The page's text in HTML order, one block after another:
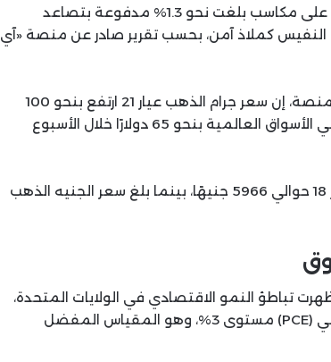
البورصات العالمية، بعد أن أنهت الأوقية أسبوعها على مكاسب بلغت نحو 1.3% مدفوعة بتصاعد
النفيس كملاذ آمن، بحسب تقرير صادر عن منصة «آي
وقال المهندس سعيد إمبابي، المدير التنفيذي للمنصة، إن سعر جرام الذهب عيار 21 ارتفع بنحو 100
جنيه ليسجل 6960 جنيهًا، فيما صعدت الأوقية في الأسواق العالمية بنحو 65 دولارًا خلال الأسبوع
وسجل جرام الذهب عيار 24 نحو 7954 جنيهًا، وعيار 18 حوالي 5966 جنيهًا، بينما بلغ سعر الجنيه الذهب
تباطؤ النمو الاقتصادي في الولايات المتحدة،
مع تجاوز مؤشر نفقات الاستهلاك الشخصي الأساسي (PCE) مستوى 3%، وهو المقياس المفضل